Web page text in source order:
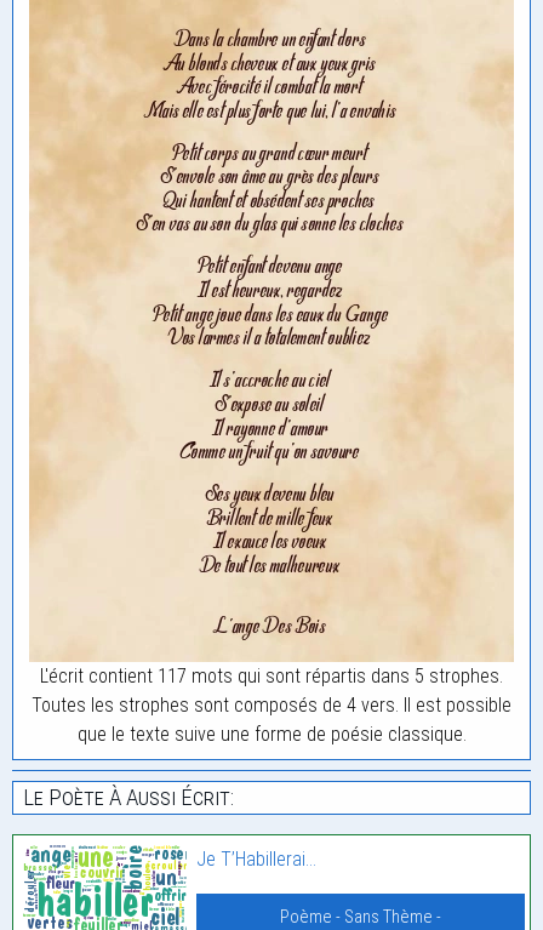
L'écrit contient 117 mots qui sont répartis dans 5 strophes.
Toutes les strophes sont composés de 4 vers. Il est possible
que le texte suive une forme de poésie classique.
Le Poète À Aussi Écrit:
Je T’Habillerai…
Poème - Sans Thème -